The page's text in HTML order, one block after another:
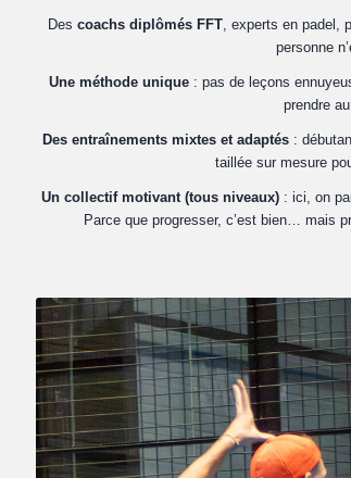
Descoachs diplômés FFT, experts en padel,
personne
Une méthode unique : pas de leçons
prendre
Des entraînements mixtes et adaptés :
taillée sur mesure
Un collectif motivant (tous niveaux) : ici, on
Parce que progresser, c’est bien… mais